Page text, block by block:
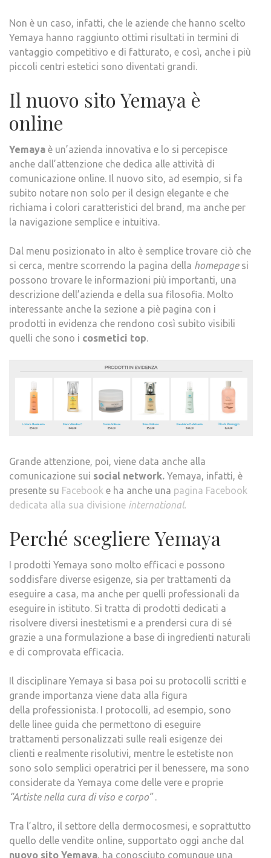
Non è un caso, infatti, che le aziende che hanno scelto
Yemaya hanno raggiunto ottimi risultati in termini di
vantaggio competitivo e di fatturato, e così, anche i più
piccoli centri estetici sono diventati grandi.
Il nuovo sito Yemaya è
online
Yemaya è un’azienda innovativa e lo si percepisce
anche dall’attenzione che dedica alle attività di
comunicazione online. Il nuovo sito, ad esempio, si fa
subito notare non solo per il design elegante e che
richiama i colori caratteristici del brand, ma anche per
la navigazione semplice e intuitiva.
Dal menu posizionato in alto è semplice trovare ciò che
si cerca, mentre scorrendo la pagina della homepagesi
possono trovare le informazioni più importanti, una
descrizione dell’azienda e della sua filosofia. Molto
interessante anche la sezione a piè pagina con i
prodotti in evidenza che rendono così subito visibili
quelli che sono i cosmetici top.
Grande attenzione, poi, viene data anche alla
comunicazione sui social network. Yemaya, infatti, è
presente su Facebook e ha anche una pagina Facebook
dedicata alla sua divisione international.
Perché scegliere Yemaya
I prodotti Yemaya sono molto efficaci e possono
soddisfare diverse esigenze, sia per trattamenti da
eseguire a casa, ma anche per quelli professionali da
eseguire in istituto. Si tratta di prodotti dedicati a
risolvere diversi inestetismi e a prendersi cura di sé
grazie a una formulazione a base di ingredienti naturali
e di comprovata efficacia.
Il disciplinare Yemaya si basa poi su protocolli scritti e
grande importanza viene data alla figura
della professionista. I protocolli, ad esempio, sono
delle linee guida che permettono di eseguire
trattamenti personalizzati sulle reali esigenze dei
clienti e realmente risolutivi, mentre le estetiste non
sono solo semplici operatrici per il benessere, ma sono
considerate da Yemaya come delle vere e proprie
“Artiste nella cura di viso e corpo”.
Tra l’altro, il settore della dermocosmesi, e soprattutto
quello delle vendite online, supportato oggi anche dal
nuovo sito Yemaya, ha conosciuto comunque una